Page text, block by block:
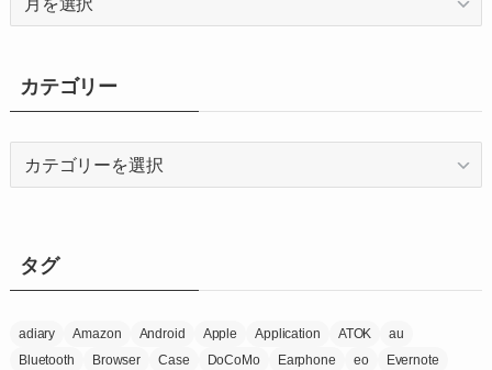
ブ
カテゴリー
ータグ
adiary Amazon Android Apple Application ATOK
au
Bluetooth
Browser Case DoCoMo Earphone eo
Evernote